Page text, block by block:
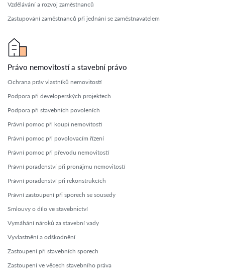
Vzdělávání a rozvoj zaměstnanců
Zastupování zaměstnanců při jednání se zaměstnavatelem
Právo nemovitostí a stavební právo
Ochrana práv vlastníků nemovitostí
Podpora při developerských projektech
Podpora při stavebních povoleních
Právní pomoc při koupi nemovitosti
Právní pomoc při povolovacím řízení
Právní pomoc při převodu nemovitostí
Právní poradenství při pronájmu nemovitostí
Právní poradenství při rekonstrukcích
Právní zastoupení při sporech se sousedy
Smlouvy o dílo ve stavebnictví
Vymáhání nároků za stavební vady
Vyvlastnění a odškodnění
Zastoupení při stavebních sporech
Zastoupení ve věcech stavebního práva